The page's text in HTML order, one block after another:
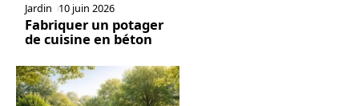
Jardin 10 juin 2026
Fabriquer un potager
de cuisine en béton